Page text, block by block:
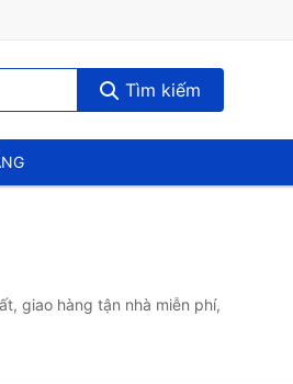
Tìm kiếm
giao hàng tận nhà miễn phí,